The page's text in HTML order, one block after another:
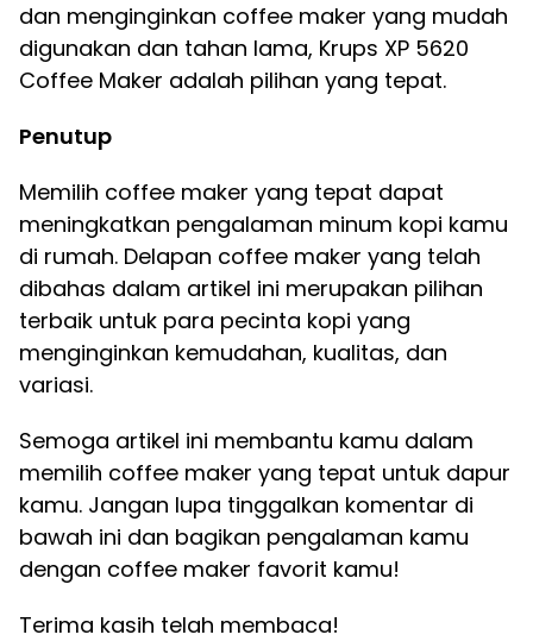
dan menginginkan coffee maker yang mudah
digunakan dan tahan lama, Krups XP 5620
Coffee Maker adalah pilihan yang tepat.
Penutup
Memilih coffee maker yang tepat dapat
meningkatkan pengalaman minum kopi kamu
di rumah. Delapan coffee maker yang telah
dibahas dalam artikel ini merupakan pilihan
terbaik untuk para pecinta kopi yang
menginginkan kemudahan, kualitas, dan
variasi.
Semoga artikel ini membantu kamu dalam
memilih coffee maker yang tepat untuk dapur
kamu. Jangan lupa tinggalkan komentar di
bawah ini dan bagikan pengalaman kamu
dengan coffee maker favorit kamu!
Terima kasih telah membaca!